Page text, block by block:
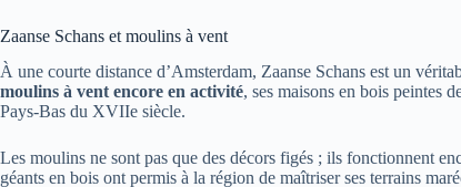
Zaanse Schans et moulins à vent
À une courte distance d’Amsterdam, Zaanse Schans est un
moulins à vent encore en activité, ses maisons en bois peintes
Pays-Bas du XVIIe siècle.
Les moulins ne sont pas que des décors figés ; ils fonctionnent
géants en bois ont permis à la région de maîtriser ses terrains